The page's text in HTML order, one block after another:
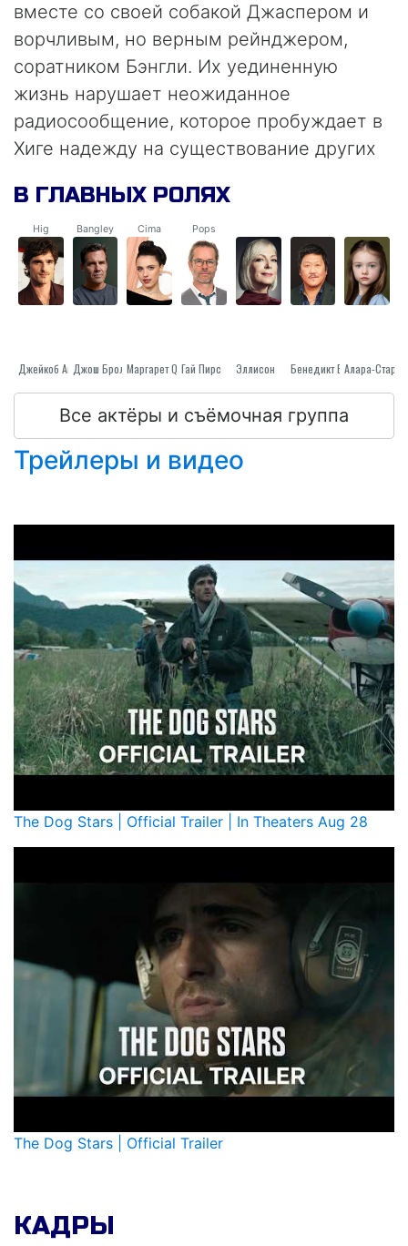
вместе со своей собакой Джаспером и
ворчливым, но верным рейнджером,
соратником Бэнгли. Их уединенную
жизнь нарушает неожиданное
радиосообщение, которое пробуждает в
Хиге надежду на существование других
Хиг отправляется в опасное путешествие
на своем старом самолете «Сессна». Его
путь пролегает через опустошенные
города, дикие леса и враждебные
территории.
В ГЛАВНЫХ РОЛЯХ
Hig
Джейкоб Апартаментов
Bangley
Джош Бролин
Cima
Маргарет Qualley
Pops
Гай Пирс Эллисон Бенедикт ВонгАлара-Стар
Все актёры и съёмочная группа
Трейлеры и видео
The Dog Stars | Official Trailer | In Theaters Aug 28
The Dog Stars | Official Trailer
КАДРЫ